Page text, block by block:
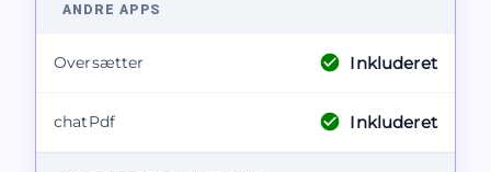
ANDRE APPS
Oversætter Inkluderet
chatPdf Inkluderet